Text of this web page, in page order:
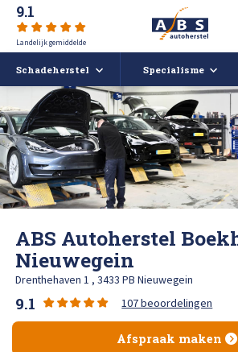
9.1
Landelijk gemiddelde
Schadeherstel Specialisme
Autoschade
Caravan- en camperreparatie
Ruitschade
Alle soorten Schadeherstel
Afspraak maken
Auto spuiten bij schade
Auto uitdeuken zonder spuiten
Autoruit reparatie
Bumper herstellen
Koplampen polijsten en afstellen
Krassen verwijderen
Over ABS
ABS Actueel
Vacatures
Deukendag
ABS Autoherstel
Nieuwegein
Drenthehaven 1 , 3433 PB Nieuwegein
9.1 107 beoordelingen
Afspraak maken